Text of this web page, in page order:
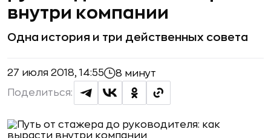
внутри компании
Одна история и три действенных совета
27 июля 2018, 14:55 8 минут
Поделиться: